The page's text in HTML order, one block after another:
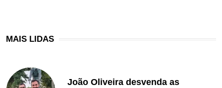
MAIS LIDAS
João Oliveira desvenda as